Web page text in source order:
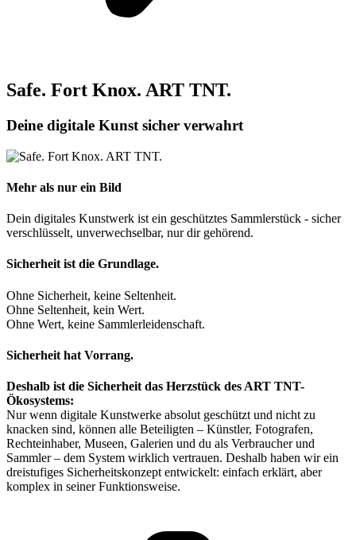
Safe. Fort Knox. ART TNT.
Deine digitale Kunst sicher verwahrt
Mehr als nur ein Bild
Dein digitales Kunstwerk ist ein geschütztes Sammlerstück - sicher
verschlüsselt, unverwechselbar, nur dir gehörend.
Sicherheit ist die Grundlage.
Ohne Sicherheit, keine Seltenheit.
Ohne Seltenheit, kein Wert.
Ohne Wert, keine Sammlerleidenschaft.
Sicherheit hat Vorrang.
Deshalb ist die Sicherheit das Herzstück des ART TNT-
Ökosystems:
Nur wenn digitale Kunstwerke absolut geschützt und nicht zu
knacken sind, können alle Beteiligten – Künstler, Fotografen,
Rechteinhaber, Museen, Galerien und du als Verbraucher und
Sammler – dem System wirklich vertrauen. Deshalb haben wir ein
dreistufiges Sicherheitskonzept entwickelt: einfach erklärt, aber
komplex in seiner Funktionsweise.